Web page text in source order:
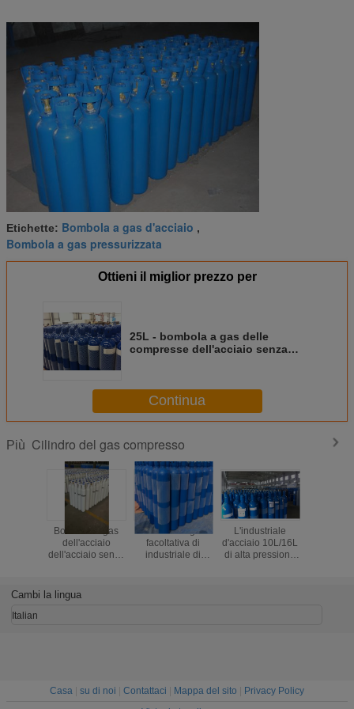
Etichette: Bombola a gas d'acciaio ,
Bombola a gas pressurizzata
Ottieni il miglior prezzo per
25L - bombola a gas delle
compresse dell'acciaio senza
Continua
Più Cilindro del gas compresso
Bombola a gas
dell'acciaio
dell'acciaio senza
Bombola a gas
facoltativa di
industriale di
L'industriale
d'acciaio 10L/16L
di alta pressione
Cambi la lingua
Italian
Casa su di noi Contattaci Mappa del sito
Privacy Policy